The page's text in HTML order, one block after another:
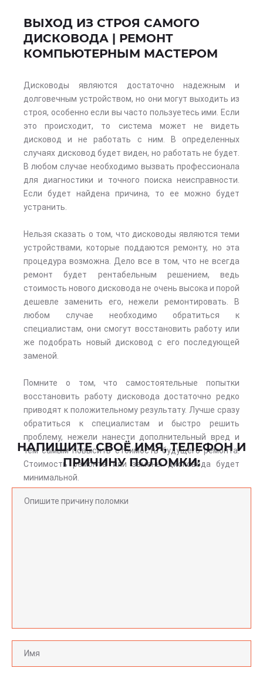
ВЫХОД ИЗ СТРОЯ САМОГО
ДИСКОВОДА | РЕМОНТ
КОМПЬЮТЕРНЫМ МАСТЕРОМ
Дисководы являются достаточно надежным и
долговечным устройством, но они могут выходить из
строя, особенно если вы часто пользуетесь ими. Если
это происходит, то система может не видеть
дисковод и не работать с ним. В определенных
случаях дисковод будет виден, но работать не будет.
В любом случае необходимо вызвать профессионала
для диагностики и точного поиска неисправности.
Если будет найдена причина, то ее можно будет
устранить.
Нельзя сказать о том, что дисководы являются теми
устройствами, которые поддаются ремонту, но эта
процедура возможна. Дело все в том, что не всегда
ремонт будет рентабельным решением, ведь
стоимость нового дисковода не очень высока и порой
дешевле заменить его, нежели ремонтировать. В
любом случае необходимо обратиться к
специалистам, они смогут восстановить работу или
же подобрать новый дисковод с его последующей
заменой.
Помните о том, что самостоятельные попытки
восстановить работу дисковода достаточно редко
приводят к положительному результату. Лучше сразу
обратиться к специалистам и быстро решить
проблему, нежели нанести дополнительный вред и
тем самым повысить стоимость будущего ремонта.
Стоимость ремонта или замены дисковода будет
минимальной.
НАПИШИТЕ СВОЁ ИМЯ, ТЕЛЕФОН И
ПРИЧИНУ ПОЛОМКИ: